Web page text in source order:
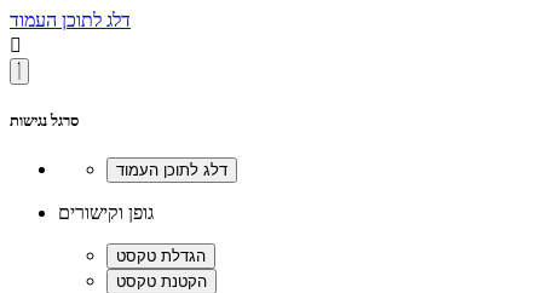
דלג לתוכן העמוד

סרגל נגישות
גופן וקישורים